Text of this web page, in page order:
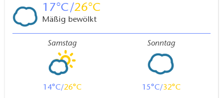
17 26
Mäßig bewölkt
Samstag
14 26
Sonntag
15 32